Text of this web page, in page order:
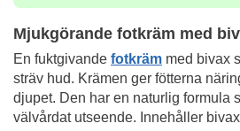
Mjukgörande fotkräm med
En fuktgivande fotkräm med bivax
sträv hud. Krämen ger fötterna
djupet. Den har en naturlig formula
välvårdat utseende. Innehåller